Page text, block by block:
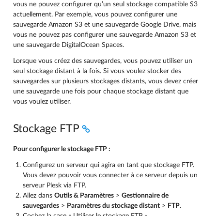
vous ne pouvez configurer qu’un seul stockage compatible S3
actuellement. Par exemple, vous pouvez configurer une
sauvegarde Amazon S3 et une sauvegarde Google Drive, mais
vous ne pouvez pas configurer une sauvegarde Amazon S3 et
une sauvegarde DigitalOcean Spaces.
Lorsque vous créez des sauvegardes, vous pouvez utiliser un
seul stockage distant à la fois. Si vous voulez stocker des
sauvegardes sur plusieurs stockages distants, vous devez créer
une sauvegarde une fois pour chaque stockage distant que
vous voulez utiliser.
Stockage FTP
Pour configurer le stockage FTP :
Configurez un serveur qui agira en tant que stockage FTP.
Vous devez pouvoir vous connecter à ce serveur depuis un
serveur Plesk via FTP.
Allez dans Outils & Paramètres > Gestionnaire de
sauvegardes > Paramètres du stockage distant > FTP.